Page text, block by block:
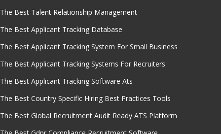
The Best Talent Relationship Management
The Best Applicant Tracking Database
The Best Applicant Tracking System For Small Business
The Best Applicant Tracking Systems For Recruiters
The Best Applicant Tracking Software Ats
The Best Country Specific Hiring Best Practices Tools
The Best Global Recruitment Audit Ready ATS Platform